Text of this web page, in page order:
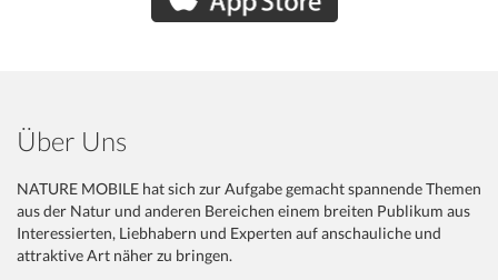
Über Uns
NATURE MOBILE hat sich zur Aufgabe gemacht spannende Themen
aus der Natur und anderen Bereichen einem breiten Publikum aus
Interessierten, Liebhabern und Experten auf anschauliche und
attraktive Art näher zu bringen.